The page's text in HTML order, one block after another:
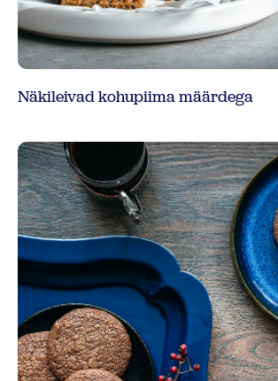
Näkileivad kohupiima määrdega